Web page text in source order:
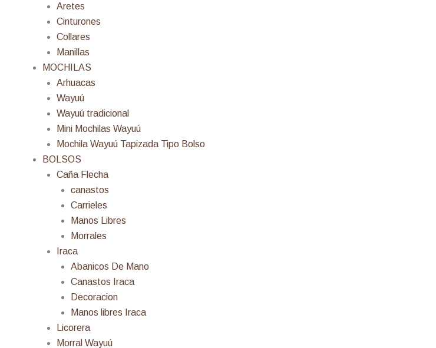
Aretes
Cinturones
Collares
Manillas
MOCHILAS
Arhuacas
Wayuú
Wayuú tradicional
Mini Mochilas Wayuú
Mochila Wayuú Tapizada Tipo Bolso
BOLSOS
Caña Flecha
canastos
Carrieles
Manos Libres
Morrales
Iraca
Abanicos De Mano
Canastos Iraca
Decoracion
Manos libres Iraca
Licorera
Morral Wayuú